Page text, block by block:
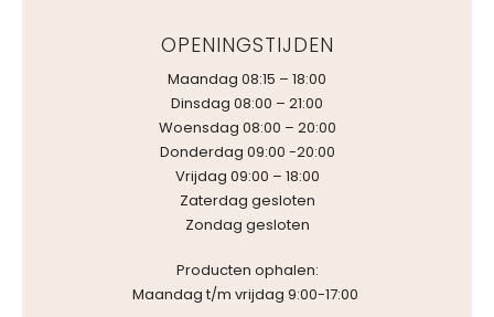
OPENINGSTIJDEN
Maandag 08:15 – 18:00
Dinsdag 08:00 – 21:00
Woensdag 08:00 – 20:00
Donderdag 09:00 -20:00
Vrijdag 09:00 – 18:00
Zaterdag gesloten
Zondag gesloten
Producten ophalen:
Maandag t/m vrijdag 9:00-17:00